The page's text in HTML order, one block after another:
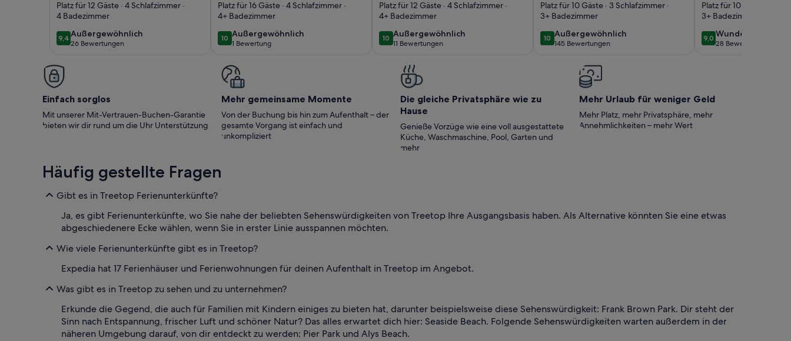
Hidden Tides /
Private Pool /
Bunks, Bikes,
Cornhole, Beach
Bug
Platz für 12 Gäste · 4 Schlafzimmer ·
4 Badezimmer
9,49,4 von 10
Außergewöhnlich
außergewöhnlich
26 Bewertungen
(26
30A Florida, Pool,
Beach Tram
Platz für 16 Gäste · 4 Schlafzimmer ·
4+ Badezimmer
1010 von 10
Außergewöhnlich
außergewöhnlich
1 Bewertung
(1
Free Beach Tram |
Community Pool |
Gated Community
Platz für 12 Gäste · 4 Schlafzimmer ·
4+ Badezimmer
1010 von 10
Außergewöhnlich
außergewöhnlich
11 Bewertungen
(11
PERSONEN, NEU
GEBAUTES HAUS IN
GATED
COMMUNITY,
ZUGANG ZUM
STRAND
Platz für 10 Gäste · 3 Schlafzimmer ·
3+ Badezimmer
1010 von 10
Außergewöhnlich
außergewöhnlich
145 Bewertungen
(145
Retreat •
Pool + Private
Beach Access +
Bikes | Pura Vida
Platz für 10 Gäste · 3
3+ Badezimmer
9,09,0 von 10
Wunderbar
wunderbar
28 Bewertungen
(28
Einfach sorglos
Mit unserer Mit-Vertrauen-Buchen-Garantie
bieten wir dir rund um die Uhr Unterstützung
Mehr gemeinsame Momente
Von der Buchung bis hin zum Aufenthalt – der
gesamte Vorgang ist einfach und
unkompliziert
Die gleiche Privatsphäre wie zu
Hause
Genieße Vorzüge wie eine voll ausgestattete
Küche, Waschmaschine, Pool, Garten und
mehr
Mehr Urlaub für weniger Geld
Mehr Platz, mehr Privatsphäre, mehr
Annehmlichkeiten – mehr Wert
Häufig gestellte Fragen
Gibt es in Treetop Ferienunterkünfte?
Ja, es gibt Ferienunterkünfte, wo Sie nahe der beliebten Sehenswürdigkeiten von Treetop Ihre Ausgangsbasis haben. Als Alternative könnten Sie eine etwas
abgeschiedenere Ecke wählen, wenn Sie in erster Linie ausspannen möchten.
Wie viele Ferienunterkünfte gibt es in Treetop?
Expedia hat 17 Ferienhäuser und Ferienwohnungen für deinen Aufenthalt in Treetop im Angebot.
Was gibt es in Treetop zu sehen und zu unternehmen?
Erkunde die Gegend, die auch für Familien mit Kindern einiges zu bieten hat, darunter beispielsweise diese Sehenswürdigkeit: Frank Brown Park. Dir steht der
Sinn nach Entspannung, frischer Luft und schöner Natur? Das alles erwartet dich hier: Seaside Beach. Folgende Sehenswürdigkeiten warten außerdem in der
näheren Umgebung darauf, von dir entdeckt zu werden: Pier Park und Alys Beach.